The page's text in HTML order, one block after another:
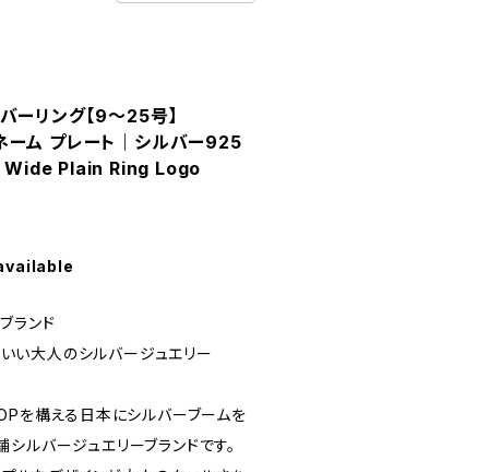
ーリング【9～25号】
ム プレート｜シルバー925
Wide Plain Ring Logo
ランド
い大人のシルバージュエリー
を構える日本にシルバーブームを
ルバージュエリーブランドです。